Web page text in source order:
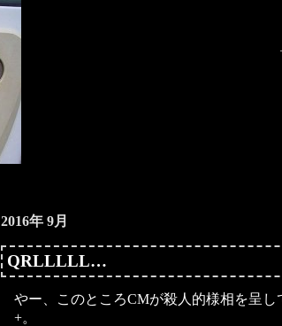
2016年 9月
QRLLLLL…
やー、このところCMが殺人的様相を呈
+。